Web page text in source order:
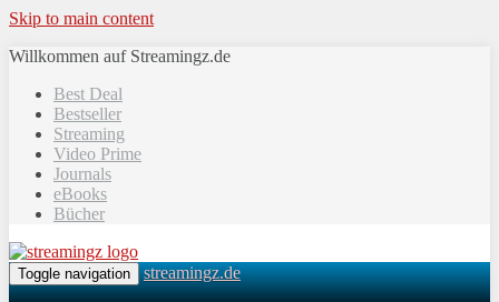
Skip to main content
Willkommen auf Streamingz.de
Best Deal
Bestseller
Streaming
Video Prime
Journals
eBooks
Bücher
Toggle navigation streamingz.de